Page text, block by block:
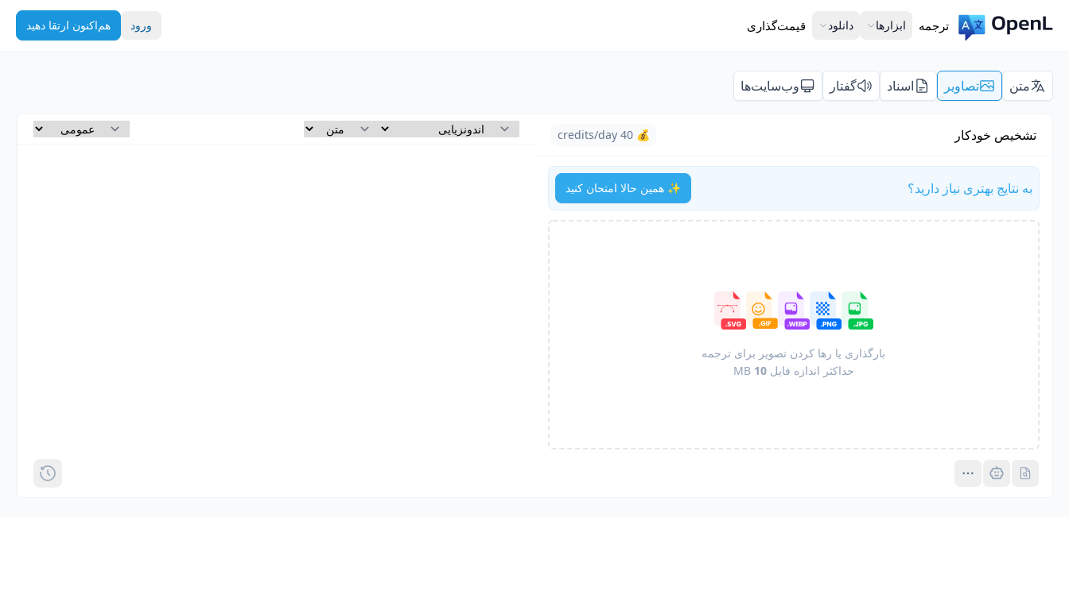
ترجمه ابزارها دانلود قیمت‌گذاری ورود هم‌اکنون ارتقا دهید
متن تصاویر اسناد گفتار وب‌سایت‌ها
تشخیص خودکار 💰 40 credits/day
به نتایج بهتری نیاز دارید؟ ✨ همین حالا امتحان کنید
بارگذاری یا رها کردن تصویر برای ترجمه
حداکثر اندازه فایل10
MB
ProPro